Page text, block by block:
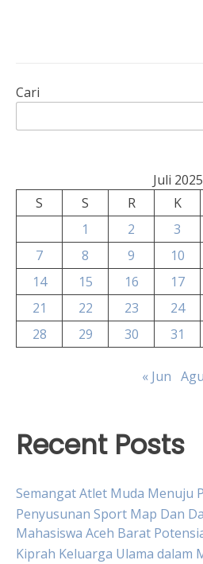
Cari
Juli 2025
S
S R K
1
2 3
7
8 9 10
14
15 16 17
21
22 23 24
28
29 30 31
« Jun
Recent Posts
Semangat Atlet Muda Menuju
Penyusunan Sport Map Dan
Mahasiswa Aceh Barat
Kiprah Keluarga Ulama dalam